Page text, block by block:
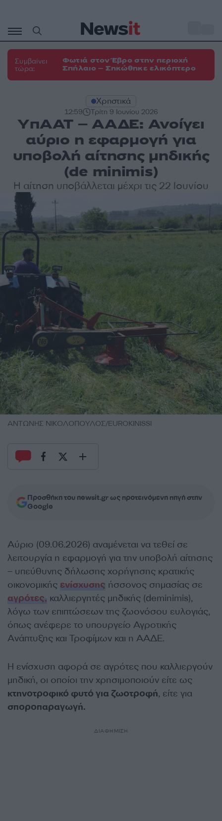
περιεχόμενο
Συμβαίνει
τώρα:
Φωτιά στον Έβρο στην περιοχή
Σπήλαιο – Σηκώθηκε ελικόπτερο
Χρηστικά
12:59 Τρίτη 9 Ιουνίου 2026
YπΑΑΤ – ΑΑΔΕ: Ανοίγει
αύριο η εφαρμογή για
υποβολή αίτησης μηδικής
(de minimis)
Η αίτηση υποβάλλεται μέχρι τις 22 Ιουνίου
ΑΝΤΩΝΗΣ ΝΙΚΟΛΟΠΟΥΛΟΣ/EUROKINISSI
Προσθήκη του newsit.gr ως προτεινόμενη πηγή στην
Google
Αύριο (09.06.2026) αναμένεται να τεθεί σε
λειτουργία η εφαρμογή για την υποβολή αίτησης
– υπεύθυνης δήλωσης χορήγησης κρατικής
οικονομικής ενίσχυσης ήσσονος σημασίας σε
αγρότες, καλλιεργητές μηδικής (deminimis),
λόγω των επιπτώσεων της ζωονόσου ευλογιάς,
όπως ανέφερε το υπουργείο Αγροτικής
Ανάπτυξης και Τροφίμων και η ΑΑΔΕ.
Η ενίσχυση αφορά σε αγρότες που καλλιεργούν
μηδική, οι οποίοι την χρησιμοποιούν είτε ως
κτηνοτροφικό φυτό για ζωοτροφή, είτε για
σποροπαραγωγή.
ΔΙΑΦΗΜΙΣΗ